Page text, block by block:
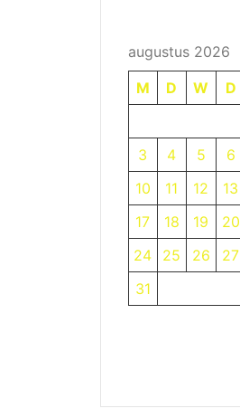
augustus 2026
M
D W D
3
4 5 6
10
11 12 13
17
18 19 20
24
25 26 27
31